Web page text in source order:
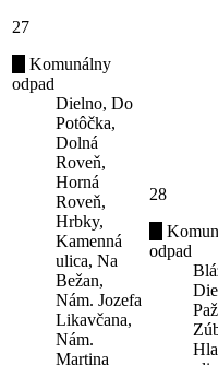
27
Komunálny
odpad
Dielno, Do
Potôčka,
Dolná
Roveň,
Horná
Roveň,
Hrbky,
Kamenná
ulica, Na
Bežan,
Nám. Jozefa
Likavčana,
Nám.
Martina
28
odpad